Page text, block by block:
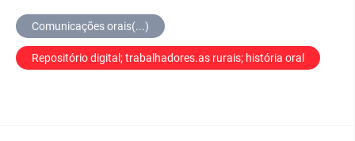
Comunicações orais(...)
Repositório digital; trabalhadores.as rurais; história oral